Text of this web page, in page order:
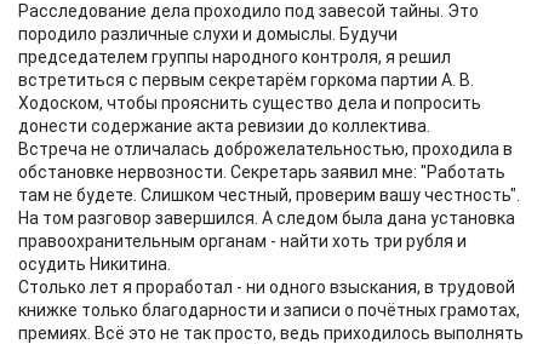
Расследование дела проходило под завесой тайны. Это
породило различные слухи и домыслы. Будучи
председателем группы народного контроля, я решил
встретиться с первым секретарём горкома партии А. В.
Ходоском, чтобы прояснить существо дела и попросить
донести содержание акта ревизии до коллектива.
Встреча не отличалась доброжелательностью, проходила в
обстановке нервозности. Секретарь заявил мне: "Работать
там не будете. Слишком честный, проверим вашу честность".
На том разговор завершился. А следом была дана установка
правоохранительным органам - найти хоть три рубля и
осудить Никитина.
Столько лет я проработал - ни одного взыскания, в трудовой
книжке только благодарности и записи о почётных грамотах,
премиях. Всё это не так просто, ведь приходилось выполнять